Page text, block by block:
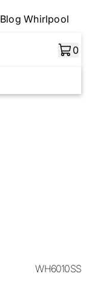
Blog Whirlpool
0
WH6010SS